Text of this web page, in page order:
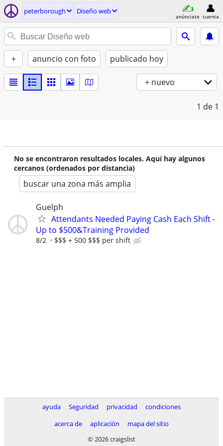
peterborough Diseño web
anúnciate cuenta
+ anuncio con foto publicado hoy
+ nuevo
1 de 1
No se encontraron resultados locales. Aquí hay algunos
cercanos (ordenados por distancia)
buscar una zona más amplia
Guelph
Attendants Needed Paying Cash Each Shift -
Up to $500&Training Provided
8/2 $$$ + 500 $$$ per shift
ayuda Seguridad privacidad
condiciones
acerca de
aplicación
mapa del sitio
© 2026 craigslist